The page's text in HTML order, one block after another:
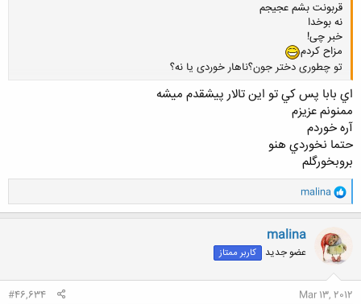
قربونت بشم عجیجم
نه بوخدا
خبر چی!
مزاح کردم
تو چطوری دختر جون؟ناهار خوردی یا نه؟
اي بابا پس كي تو اين تالار پيشقدم ميشه
ممنونم عزيزم
آره خوردم
حتما نخوردي هنو
بروبخورگلم
و
ا
ک
ن
ش
ه
ا
malina
malina
عضو جدید کاربر ممتاز
Mar 13, 2012
#46,634